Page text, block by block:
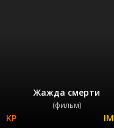
Жажда смерти
(фильм)